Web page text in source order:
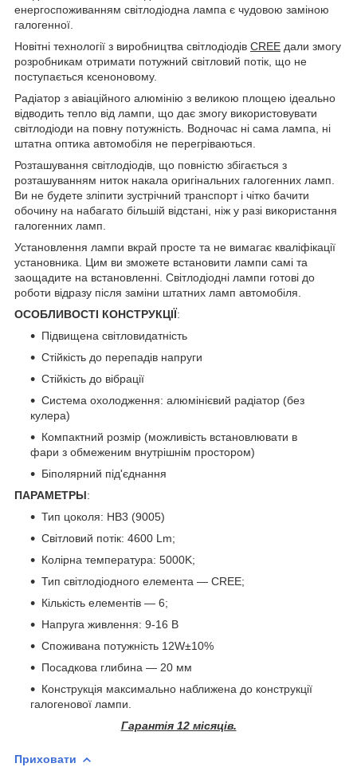
енергоспоживанням світлодіодна лампа є чудовою заміною
галогенної.
Новітні технології з виробництва світлодіодів CREE дали змогу
розробникам отримати потужний світловий потік, що не
поступається ксеноновому.
Радіатор з авіаційного алюмінію з великою площею ідеально
відводить тепло від лампи, що дає змогу використовувати
світлодіоди на повну потужність. Водночас ні сама лампа, ні
штатна оптика автомобіля не перегріваються.
Розташування світлодіодів, що повністю збігається з
розташуванням ниток накала оригінальних галогенних ламп.
Ви не будете зліпити зустрічний транспорт і чітко бачити
обочину на набагато більшій відстані, ніж у разі використання
галогенних ламп.
Установлення лампи вкрай просте та не вимагає кваліфікації
установника. Цим ви зможете встановити лампи самі та
заощадите на встановленні. Світлодіодні лампи готові до
роботи відразу після заміни штатних ламп автомобіля.
ОСОБЛИВОСТІ КОНСТРУКЦІЇ:
Підвищена світловидатність
Стійкість до перепадів напруги
Стійкість до вібрації
Система охолодження: алюмінієвий радіатор (без
кулера)
Компактний розмір (можливість встановлювати в
фари з обмеженим внутрішнім простором)
Біполярний під'єднання
ПАРАМЕТРЫ:
Тип цоколя: HB3 (9005)
Світловий потік: 4600 Lm;
Колірна температура: 5000K;
Тип світлодіодного елемента — CREE;
Кількість елементів — 6;
Напруга живлення: 9-16 B
Споживана потужність 12W±10%
Посадкова глибина — 20 мм
Конструкція максимально наближена до конструкції
галогенової лампи.
Гарантія 12 місяців.
Приховати